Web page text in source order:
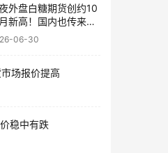
外盘白糖期货创约10
新高！国内也传来利
06-30
场报价提高
稳中有跌